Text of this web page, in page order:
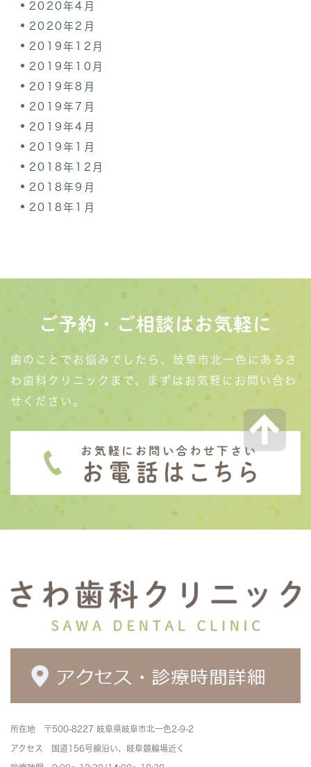
2020年4月
2020年2月
2019年12月
2019年10月
2019年8月
2019年7月
2019年4月
2019年1月
2018年12月
2018年9月
2018年1月
ご予約・ご相談はお気軽に
歯のことでお悩みでしたら、岐阜市北一色にあるさ
わ歯科クリニックまで、まずはお気軽にお問い合わ
せください。
所在地 〒500-8227 岐阜県岐阜市北一色2-9-2
アクセス 国道156号線沿い、岐阜競輪場近く